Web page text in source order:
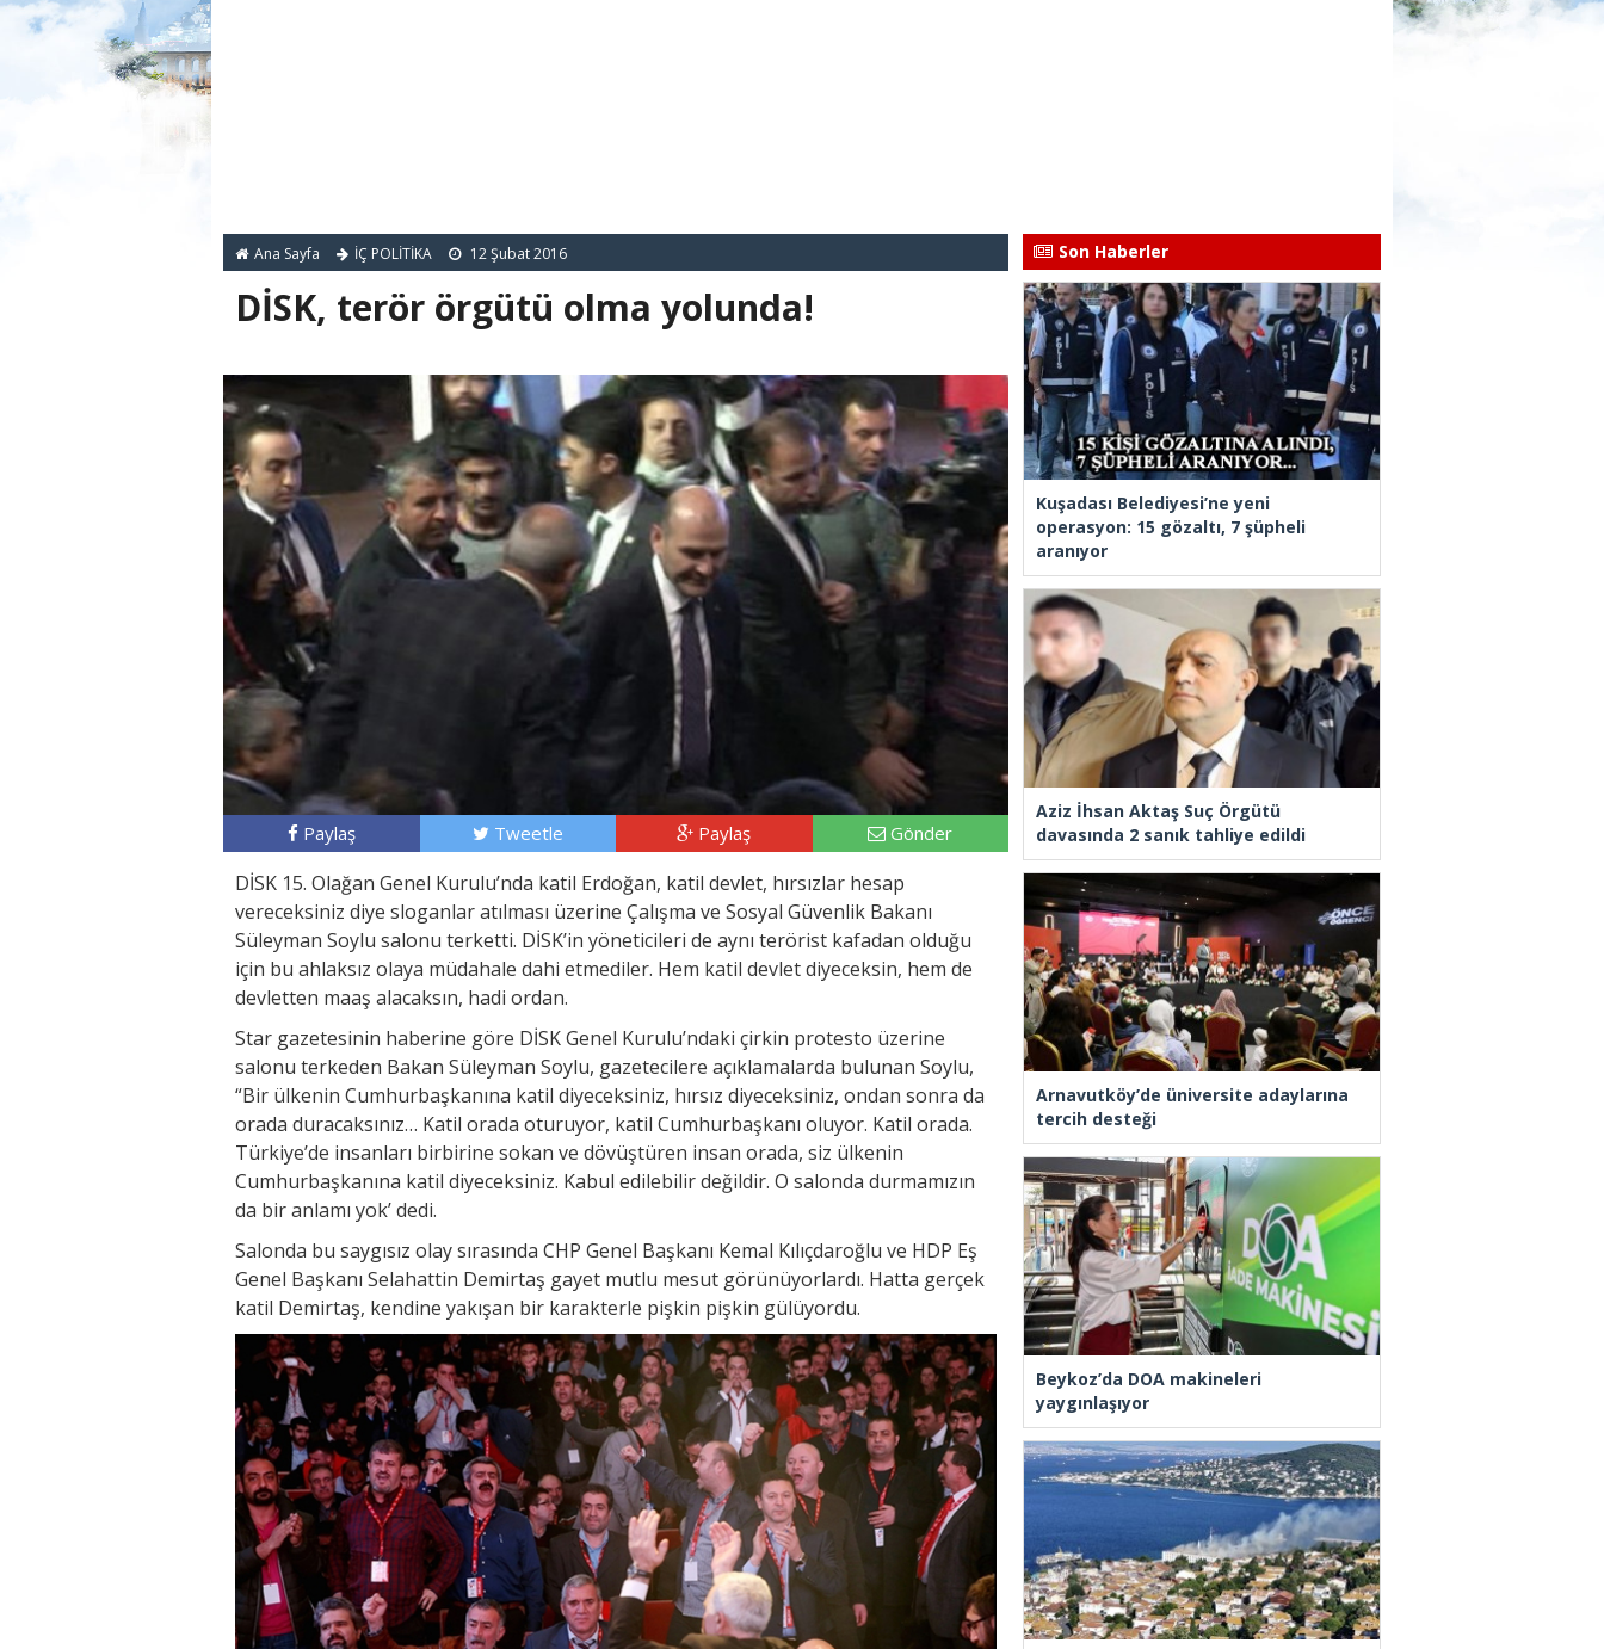
Ana Sayfa İÇ POLİTİKA 12 Şubat 2016
DİSK, terör örgütü olma yolunda!
Paylaş Tweetle Paylaş Gönder
DİSK 15. Olağan Genel Kurulu’nda katil Erdoğan, katil devlet, hırsızlar hesap
vereceksiniz diye sloganlar atılması üzerine Çalışma ve Sosyal Güvenlik Bakanı
Süleyman Soylu salonu terketti. DİSK’in yöneticileri de aynı terörist kafadan olduğu
için bu ahlaksız olaya müdahale dahi etmediler. Hem katil devlet diyeceksin, hem de
devletten maaş alacaksın, hadi ordan.
Star gazetesinin haberine göre DİSK Genel Kurulu’ndaki çirkin protesto üzerine
salonu terkeden Bakan Süleyman Soylu, gazetecilere açıklamalarda bulunan Soylu,
“Bir ülkenin Cumhurbaşkanına katil diyeceksiniz, hırsız diyeceksiniz, ondan sonra da
orada duracaksınız… Katil orada oturuyor, katil Cumhurbaşkanı oluyor. Katil orada.
Türkiye’de insanları birbirine sokan ve dövüştüren insan orada, siz ülkenin
Cumhurbaşkanına katil diyeceksiniz. Kabul edilebilir değildir. O salonda durmamızın
da bir anlamı yok’ dedi.
Salonda bu saygısız olay sırasında CHP Genel Başkanı Kemal Kılıçdaroğlu ve HDP Eş
Genel Başkanı Selahattin Demirtaş gayet mutlu mesut görünüyorlardı. Hatta gerçek
katil Demirtaş, kendine yakışan bir karakterle pişkin pişkin gülüyordu.
Son Haberler
Kuşadası Belediyesi’ne yeni
operasyon: 15 gözaltı, 7 şüpheli
aranıyor
Aziz İhsan Aktaş Suç Örgütü
davasında 2 sanık tahliye edildi
Arnavutköy’de üniversite adaylarına
tercih desteği
Beykoz’da DOA makineleri
yaygınlaşıyor